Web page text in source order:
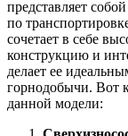
представляет
по
сочетает в себе
конструкцию и
делает ее
горнодобычи. Вот
данной модели: